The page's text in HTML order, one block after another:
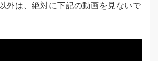
外は、絶対に下記の動画を見ないで